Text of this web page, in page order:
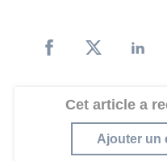
Cet article a
Ajouter un